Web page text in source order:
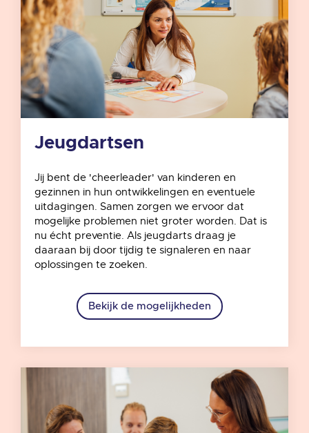
Jeugdartsen
Jij bent de 'cheerleader' van kinderen en
gezinnen in hun ontwikkelingen en eventuele
uitdagingen. Samen zorgen we ervoor dat
mogelijke problemen niet groter worden. Dat is
nu écht preventie. Als jeugdarts draag je
daaraan bij door tijdig te signaleren en naar
oplossingen te zoeken.
Bekijk de mogelijkheden